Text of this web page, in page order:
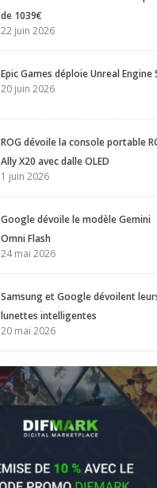
de 1039€
22 juin 2026
Epic Games déploie Unreal Engine
20 juin 2026
ROG dévoile la console portable
Ally X20 avec dalle OLED
1 juin 2026
Google dévoile le modèle Gemini
Omni Flash
24 mai 2026
Samsung et Google dévoilent
lunettes intelligentes
20 mai 2026